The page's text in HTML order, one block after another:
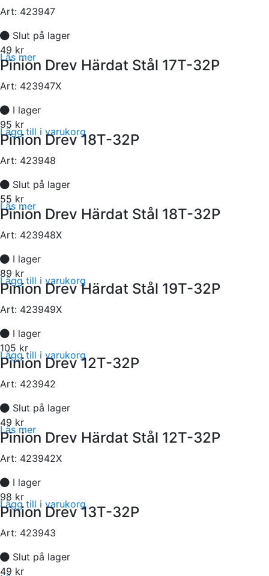
Art: 423947
Slut på lager
49 kr
Läs mer
Pinion Drev Härdat Stål 17T-32P
Art: 423947X
I lager
95 kr
Lägg till i varukorg
Pinion Drev 18T-32P
Art: 423948
Slut på lager
55 kr
Läs mer
Pinion Drev Härdat Stål 18T-32P
Art: 423948X
I lager
89 kr
Lägg till i varukorg
Pinion Drev Härdat Stål 19T-32P
Art: 423949X
I lager
105 kr
Lägg till i varukorg
Pinion Drev 12T-32P
Art: 423942
Slut på lager
49 kr
Läs mer
Pinion Drev Härdat Stål 12T-32P
Art: 423942X
I lager
98 kr
Lägg till i varukorg
Pinion Drev 13T-32P
Art: 423943
Slut på lager
49 kr